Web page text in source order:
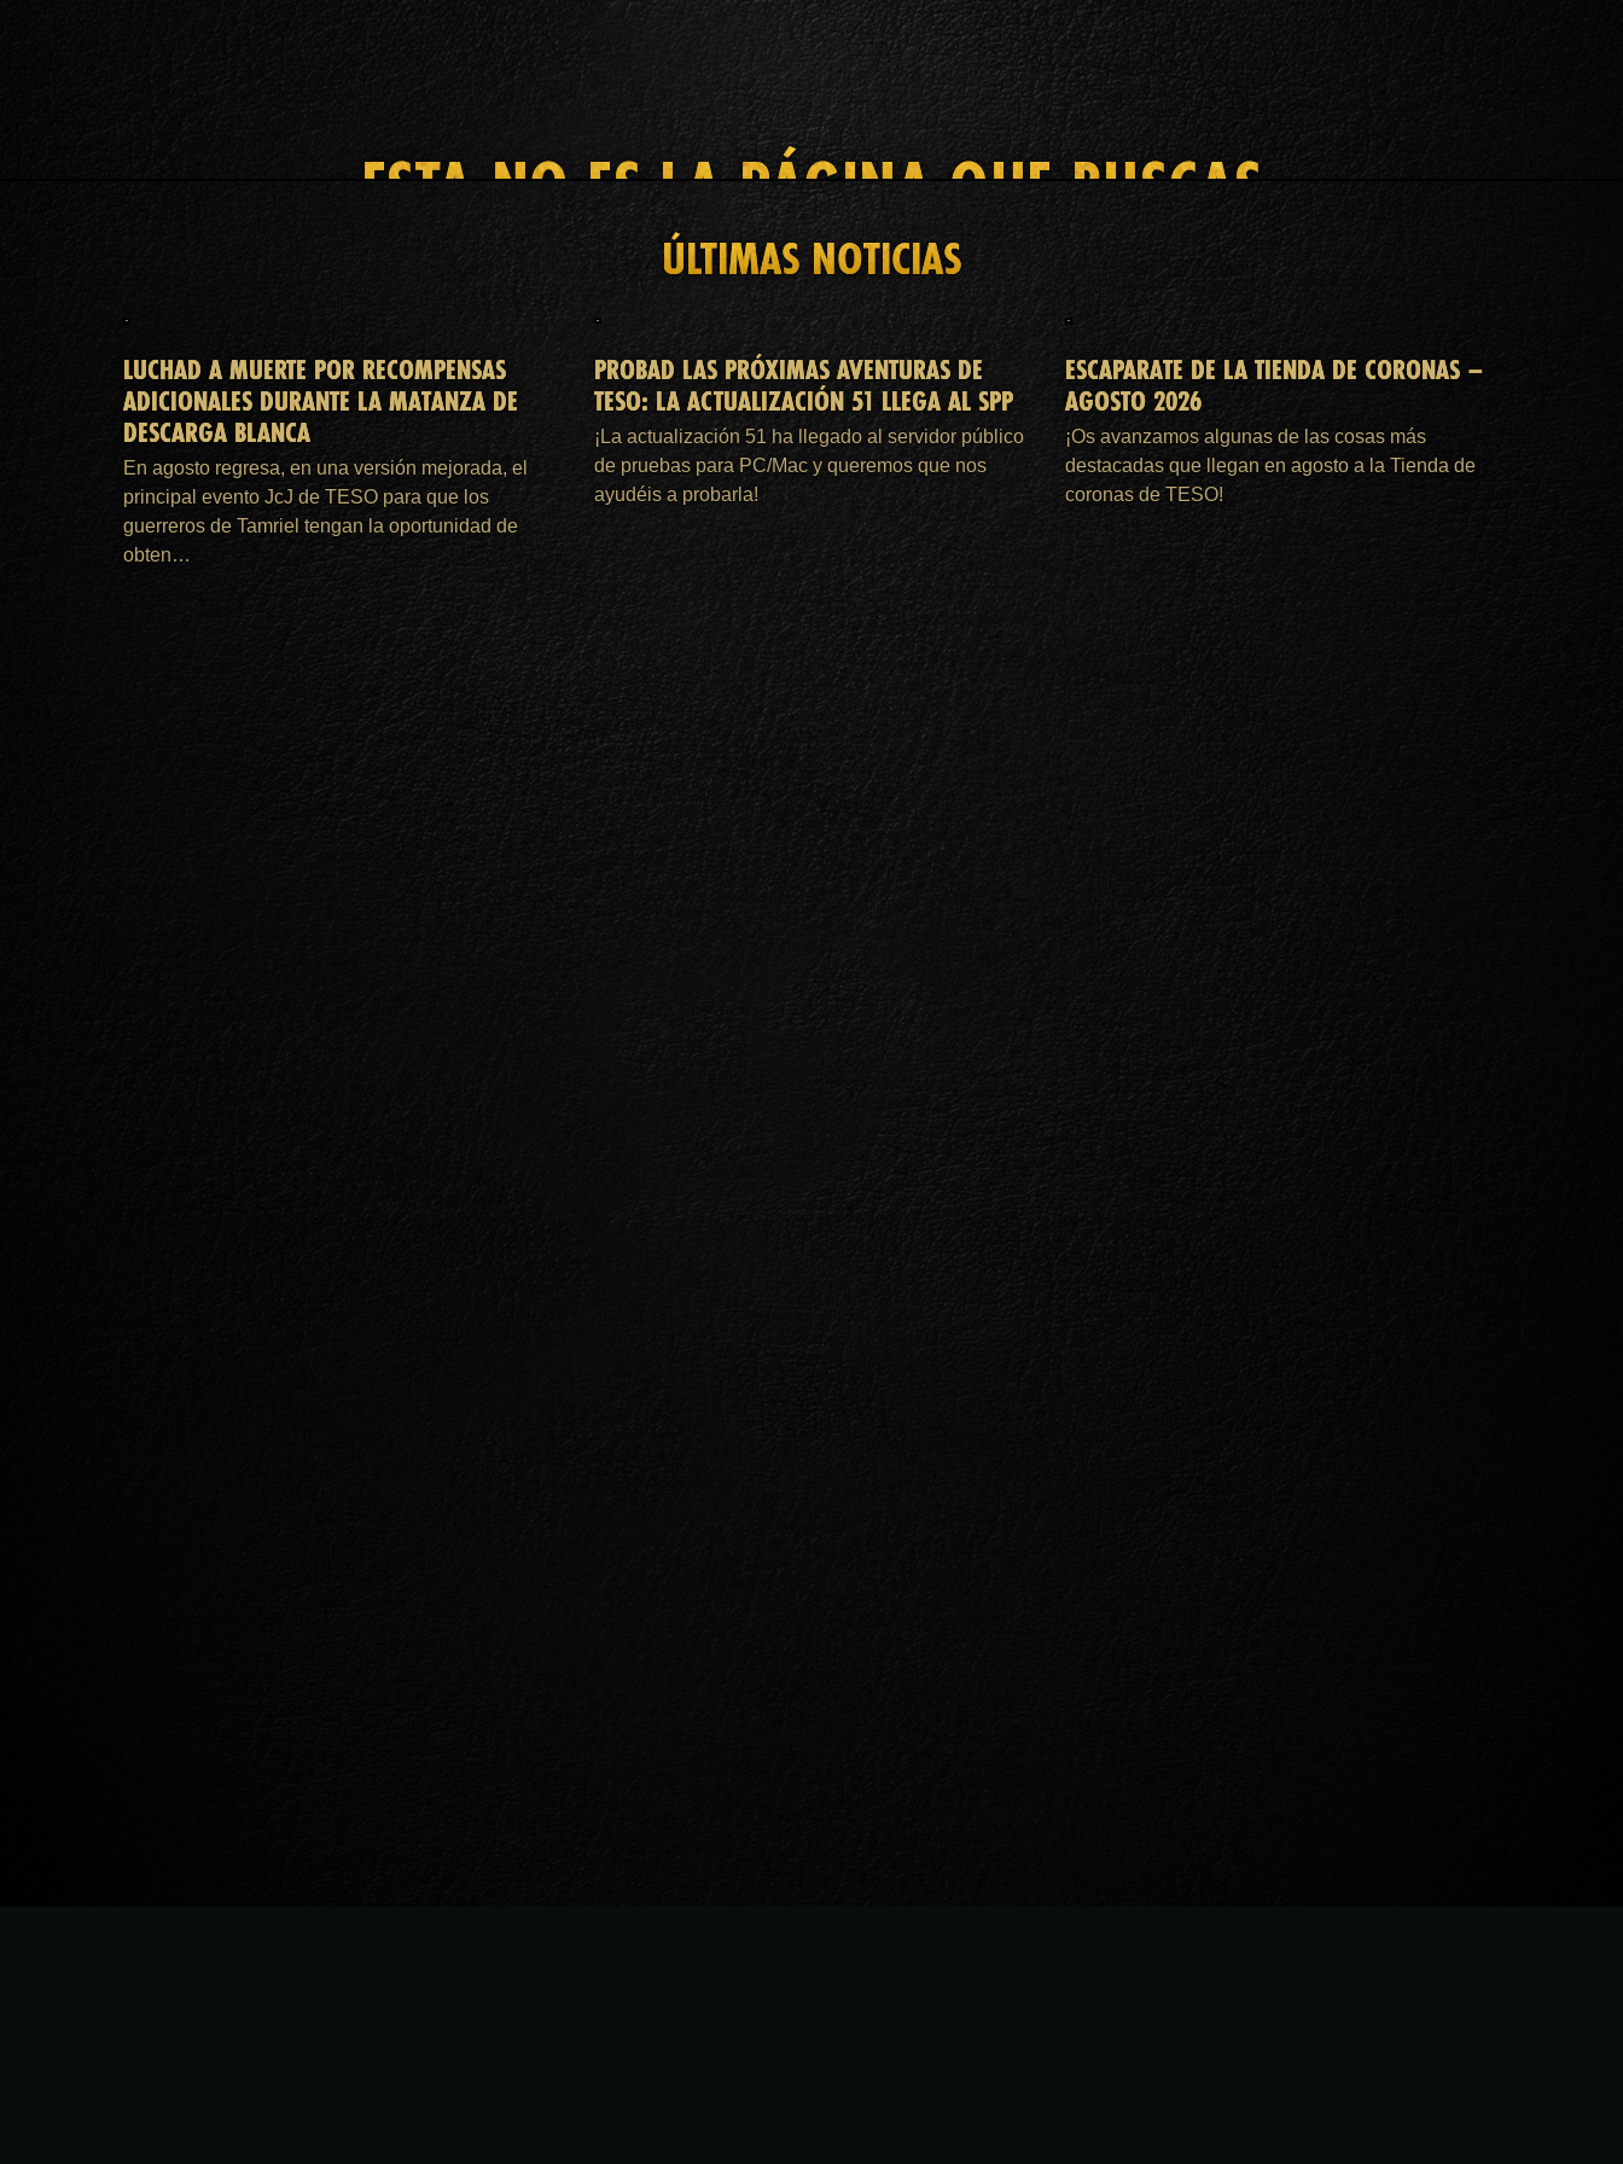
ESTA NO ES LA PÁGINA QUE BUSCAS
INICIO MEMBRESÍA DE ESO PLUS™ ASISTENCIA
ÚLTIMAS NOTICIAS
LUCHAD A MUERTE POR RECOMPENSAS
ADICIONALES DURANTE LA MATANZA DE
DESCARGA BLANCA
En agosto regresa, en una versión mejorada, el
principal evento JcJ de TESO para que los
guerreros de Tamriel tengan la oportunidad de
obten…
PROBAD LAS PRÓXIMAS AVENTURAS DE
TESO: LA ACTUALIZACIÓN 51 LLEGA AL SPP
¡La actualización 51 ha llegado al servidor público
de pruebas para PC/Mac y queremos que nos
ayudéis a probarla!
ESCAPARATE DE LA TIENDA DE CORONAS –
AGOSTO 2026
¡Os avanzamos algunas de las cosas más
destacadas que llegan en agosto a la Tienda de
coronas de TESO!